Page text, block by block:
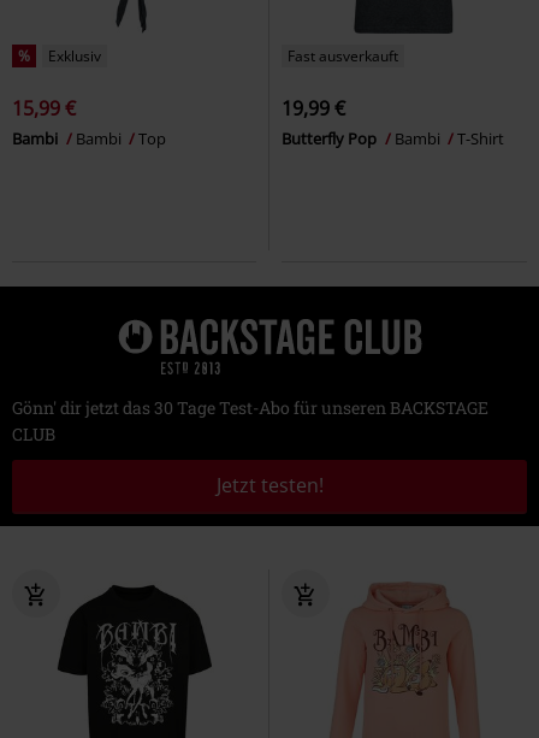
% Exklusiv
15,99 €
Bambi Bambi Top
Fast ausverkauft
19,99 €
Butterfly Pop Bambi T-Shirt
Gönn' dir jetzt das 30 Tage Test-Abo für unseren BACKSTAGE
CLUB
Jetzt testen!